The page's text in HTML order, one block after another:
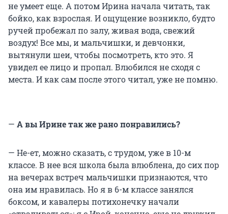
не умеет еще. А потом Ирина начала читать, так
бойко, как взрослая. И ощущение возникло, будто
ручей пробежал по залу, живая вода, свежий
воздух! Все мы, и мальчишки, и девчонки,
вытянули шеи, чтобы посмотреть, кто это. Я
увидел ее лицо и пропал. Влюбился не сходя с
места. И как сам после этого читал, уже не помню.
— А вы Ирине так же рано понравились?
— Не-ет, можно сказать, с трудом, уже в 10-м
классе. В нее вся школа была влюблена, до сих пор
на вечерах встреч мальчишки признаются, что
она им нравилась. Но я в 6-м классе занялся
боксом, и кавалеры потихонечку начали